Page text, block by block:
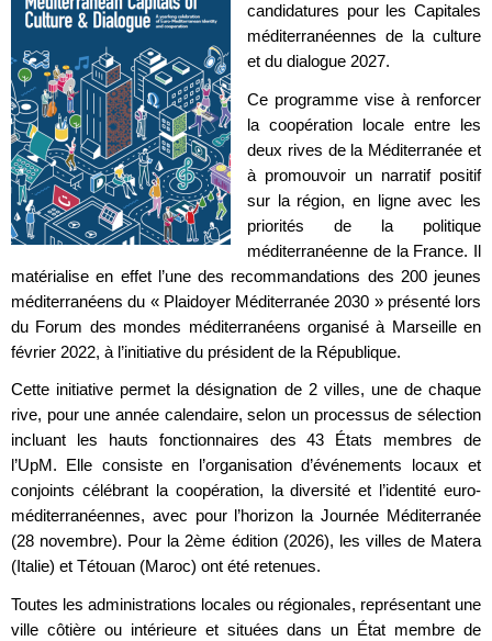
candidatures pour les Capitales
méditerranéennes de la culture
et du dialogue 2027.
Ce programme vise à renforcer
la coopération locale entre les
deux rives de la Méditerranée et
à promouvoir un narratif positif
sur la région, en ligne avec les
priorités de la politique
méditerranéenne de la France. Il
matérialise en effet l’une des recommandations des 200 jeunes
méditerranéens du « Plaidoyer Méditerranée 2030 » présenté lors
du Forum des mondes méditerranéens organisé à Marseille en
février 2022, à l’initiative du président de la République.
Cette initiative permet la désignation de 2 villes, une de chaque
rive, pour une année calendaire, selon un processus de sélection
incluant les hauts fonctionnaires des 43 États membres de
l’UpM. Elle consiste en l’organisation d’événements locaux et
conjoints célébrant la coopération, la diversité et l’identité euro-
méditerranéennes, avec pour l’horizon la Journée Méditerranée
(28 novembre). Pour la 2ème édition (2026), les villes de Matera
(Italie) et Tétouan (Maroc) ont été retenues.
Toutes les administrations locales ou régionales, représentant une
ville côtière ou intérieure et situées dans un État membre de